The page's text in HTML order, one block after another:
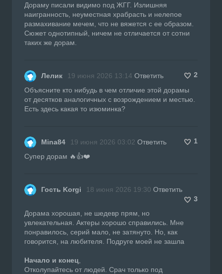
Дораму писали видимо под ЖГГ. Излишняя
наигранность, неуместная храбрасть и нелепое
размахивание мечем, что не вяжется с ее образом.
Сюжет однотипный, ничем не отличается от сотни
таких же дорам.
Лелик 19 июня 2026 13:14 Ответить
2
Объясните кто нибудь в чем отличие этой дорамы
от десятков аналогичных с возрождением и местью.
Есть здесь какая то изюминка?
Mina84 19 июня 2026 03:02 Ответить
1
Супер дорам 🔥👍❤️
Гость Korgi 18 июня 2026 19:30 Ответить
3
Дорама хорошая, не шедевр прям, но
увлекательная. Актеры хорошо справились. Мне
понравилось, серий мало, не затянуто. Но, как
говорится, на любителя. Подруге моей не зашла
Начало и конец
Отколупайтесь от людей. Срач только под